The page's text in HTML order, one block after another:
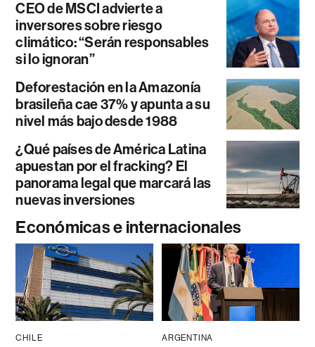
CEO de MSCI advierte a
inversores sobre riesgo
climático: “Serán responsables
si lo ignoran”
Deforestación en la Amazonía
brasileña cae 37% y apunta a su
nivel más bajo desde 1988
¿Qué países de América Latina
apuestan por el fracking? El
panorama legal que marcará las
nuevas inversiones
Económicas e internacionales
CHILE ARGENTINA